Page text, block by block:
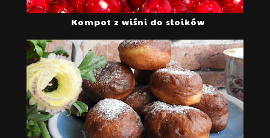
Kompot z wiśni do słoików